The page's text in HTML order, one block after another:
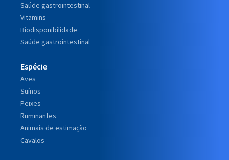
Saúde gastrointestinal
Vitamins
Biodisponibilidade
Saúde gastrointestinal
Espécie
Aves
Suínos
Peixes
Ruminantes
Animais de estimação
Cavalos